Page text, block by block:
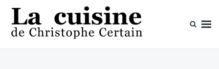
Skip
content
Search
for: